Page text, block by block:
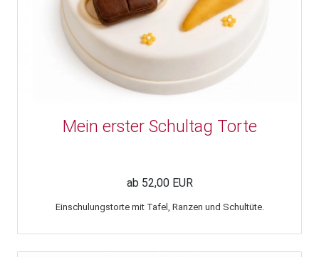
Mein erster Schultag Torte
ab 52,00 EUR
Einschulungstorte mit Tafel, Ranzen und Schultüte.